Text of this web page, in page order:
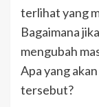
terlihat yang
Bagaimana
mengubah
Apa yang
tersebut?